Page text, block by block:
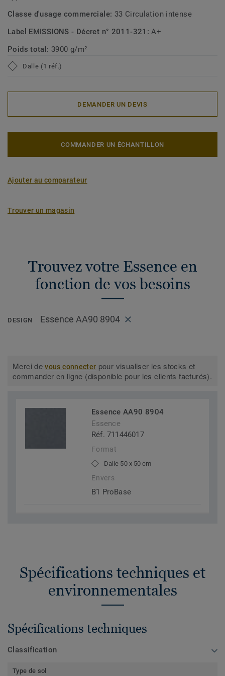
Classe d'usage commerciale: 33 Circulation intense
Label EMISSIONS - Décret n° 2011-321:A+
Poids total: 3900 g/m²
Dalle (1 réf.)
DEMANDER UN DEVIS
COMMANDER UN ÉCHANTILLON
Ajouter au comparateur
Trouver un magasin
Trouvez votre Essence en
fonction de vos besoins
DESIGN Essence AA90 8904
Merci devous connecter pour visualiser les stocks et
commander en ligne (disponible pour les clients facturés).
Essence AA90 8904
Essence
Réf. 711446017
Format
Dalle 50 x 50 cm
Envers
B1 ProBase
Spécifications techniques et
environnementales
Spécifications techniques
Classification
Type de sol